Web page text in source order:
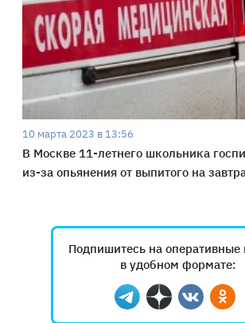
10 марта 2023 в 13:56
В Москве 11-летнего школьника
из-за опьянения от выпитого на
Подпишитесь на оперативные
в удобном формате:
Telegram
ДзенВконтакте